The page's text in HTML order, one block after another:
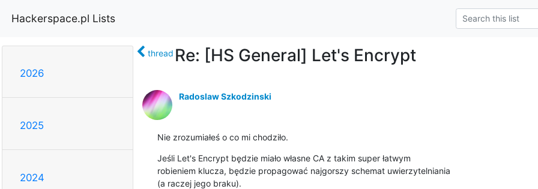
Hackerspace.pl Lists
2026
2025
2024
thread Re: [HS General] Let's Encrypt
Radoslaw Szkodzinski
Nie zrozumiałeś o co mi chodziło.
Jeśli Let's Encrypt będzie miało własne CA z takim super łatwym
robieniem klucza, będzie propagować najgorszy schemat uwierzytelniania
(a raczej jego braku).